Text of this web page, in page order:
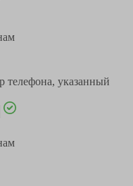
телефона, указанный